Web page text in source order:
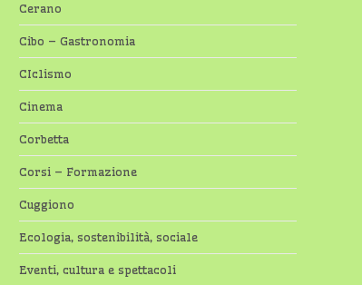
Cerano
Cibo – Gastronomia
CIclismo
Cinema
Corbetta
Corsi – Formazione
Cuggiono
Ecologia, sostenibilità, sociale
Eventi, cultura e spettacoli